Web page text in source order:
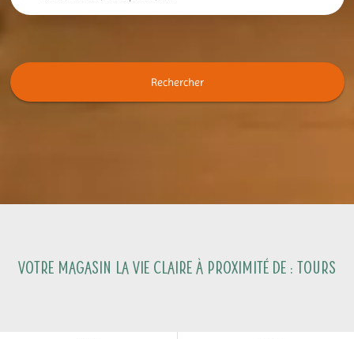
Rechercher
Votre magasin La Vie Claire à proximité de : Tours